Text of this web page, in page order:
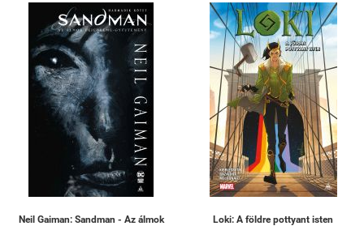
Neil Gaiman: Sandman - Az álmok
Loki: A földre pottyant isten